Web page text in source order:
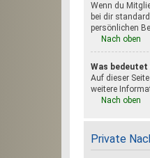
Wenn du
bei dir
persönlichen
Nach oben
Was bedeutet
Auf dieser
weitere
Nach oben
Private